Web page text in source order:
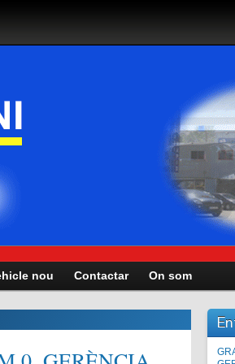
nou Contactar On som